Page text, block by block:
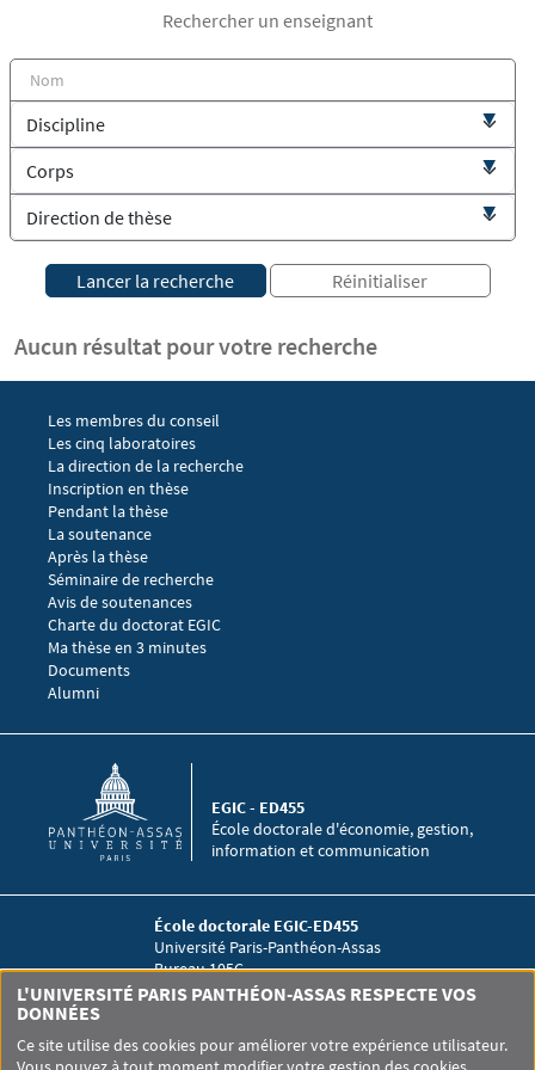
Rechercher un enseignant
Aucun résultat pour votre recherche
Menu footer EGIC 1
Les membres du conseil
Les cinq laboratoires
La direction de la recherche
Menu footer EGIC 2
Inscription en thèse
Pendant la thèse
La soutenance
Après la thèse
Menu footer EGIC 3
Séminaire de recherche
Avis de soutenances
Charte du doctorat EGIC
Ma thèse en 3 minutes
Menu footer EGIC 4
Documents
Alumni
École doctorale d'économie, gestion,
information et communication
EGIC - ED455
École doctorale EGIC-ED455
Université Paris-Panthéon-Assas
Bureau 105C
12 place du Panthéon
L'UNIVERSITÉ PARIS PANTHÉON-ASSAS RESPECTE VOS
DONNÉES
Ce site utilise des cookies pour améliorer votre expérience utilisateur.